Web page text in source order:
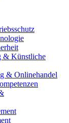
& Künstliche
& Onlinehandel